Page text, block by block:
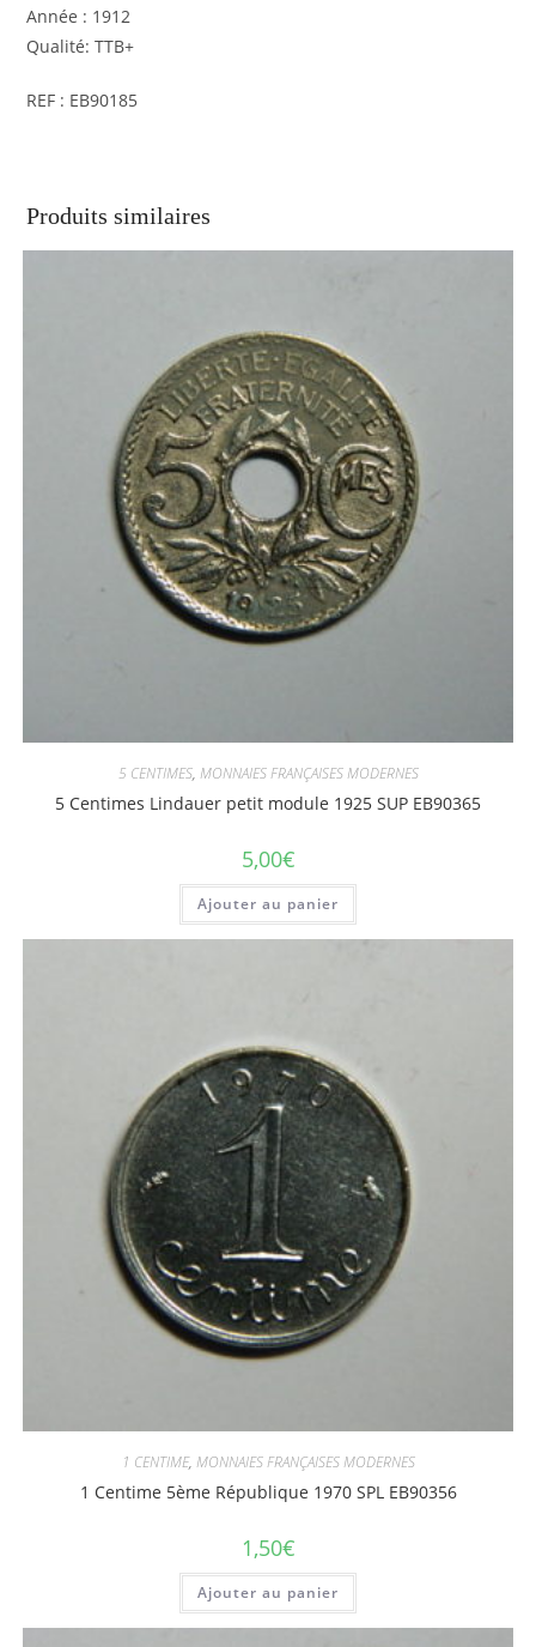
Année : 1912
Qualité: TTB+
REF : EB90185
Produits similaires
5 CENTIMES, MONNAIES FRANÇAISES MODERNES
5 Centimes Lindauer petit module 1925 SUP EB90365
5,00€
Ajouter au panier
1 CENTIME, MONNAIES FRANÇAISES MODERNES
1 Centime 5ème République 1970 SPL EB90356
1,50€
Ajouter au panier